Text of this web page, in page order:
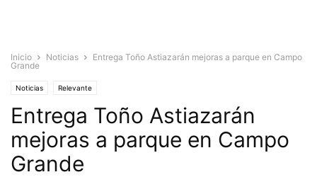
Inicio Noticias
Entrega Toño Astiazarán mejoras a parque en Campo
Grande
Noticias Relevante
Entrega Toño Astiazarán
mejoras a parque en Campo
Grande